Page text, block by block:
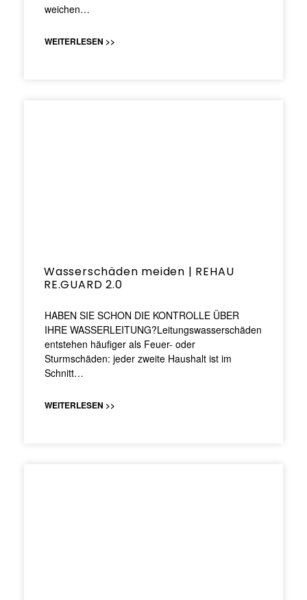
weichen…
WEITERLESEN >>
Wasserschäden meiden | REHAU
RE.GUARD 2.0
HABEN SIE SCHON DIE KONTROLLE ÜBER
IHRE WASSERLEITUNG?Leitungswasserschäden
entstehen häufiger als Feuer- oder
Sturmschäden: jeder zweite Haushalt ist im
Schnitt…
WEITERLESEN >>